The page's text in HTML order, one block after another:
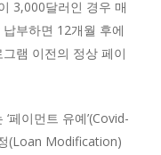
3,000달러인 경우 매
부하면 12개월 후에
램 이전의 정상 페이
페이먼트 유예’(Covid-
(Loan Modification)